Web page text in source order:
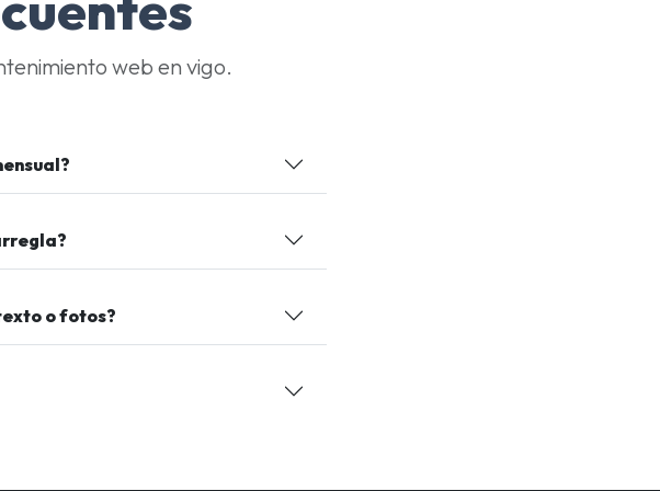
web en vigo.
o fotos?